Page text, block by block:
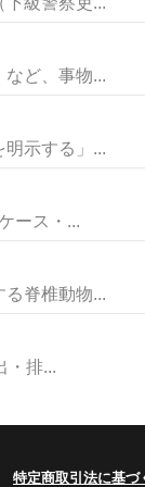
ど、事物...
示する」...
ース・...
椎動物...
排...
特定商取引法に基づ